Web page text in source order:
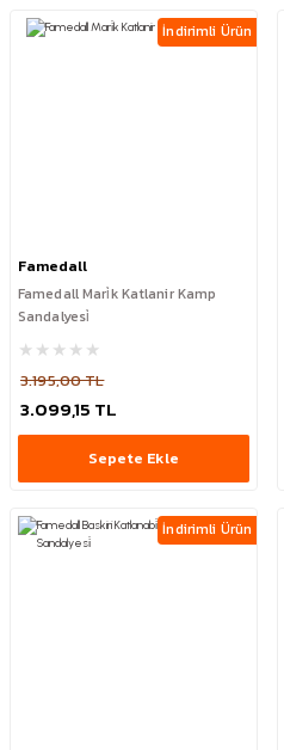
İndirimli Ürün
Famedall
Famedall Mari̇k Katlanir Kamp
Sandalyesi̇
3.195,00 TL
3.099,15 TL
Sepete Ekle
İndirimli Ürün